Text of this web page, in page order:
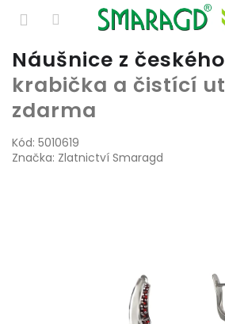
Přejít
obsah
Náušnice z
krabička a čistící
zdarma
Kód: 5010619
Značka: Zlatnictví Smaragd